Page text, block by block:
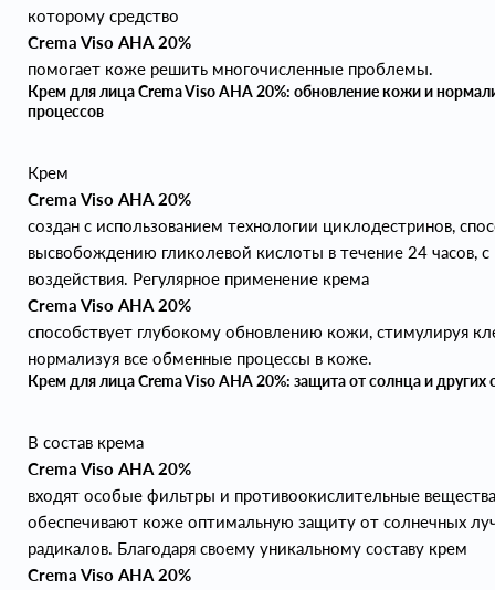
которому средство
Crema Viso АНА 20%
помогает коже решить многочисленные проблемы.
Крем для лица Crema Viso AHA 20%: обновление кожи и
процессов
Крем
Crema Viso АНА 20%
создан с использованием технологии циклодестринов,
высвобождению гликолевой кислоты в течение 24 часов,
воздействия. Регулярное применение крема
Crema Viso АНА 20%
способствует глубокому обновлению кожи, стимулируя
нормализуя все обменные процессы в коже.
Крем для лица Crema Viso AHA 20%: защита от солнца и других
В состав крема
Crema Viso АНА 20%
входят особые фильтры и противоокислительные
обеспечивают коже оптимальную защиту от солнечных
радикалов. Благодаря своему уникальному составу крем
Crema Viso АНА 20%